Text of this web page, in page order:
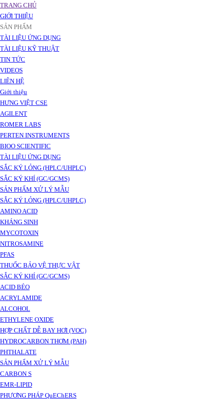
TRANG CHỦ
GIỚI THIỆU
SẢN PHẨM
TÀI LIỆU ỨNG DỤNG
TÀI LIỆU KỸ THUẬT
TIN TỨC
VIDEOS
LIÊN HỆ
Giới thiệu
HƯNG VIỆT CSE
AGILENT
ROMER LABS
PERTEN INSTRUMENTS
BIOO SCIENTIFIC
TÀI LIỆU ỨNG DỤNG
SẮC KÝ LỎNG (HPLC/UHPLC)
SẮC KÝ KHÍ (GC/GCMS)
SẢN PHẨM XỬ LÝ MẪU
SẮC KÝ LỎNG (HPLC/UHPLC)
AMINO ACID
KHÁNG SINH
MYCOTOXIN
NITROSAMINE
PFAS
THUỐC BẢO VỆ THỰC VẬT
SẮC KÝ KHÍ (GC/GCMS)
ACID BÉO
ACRYLAMIDE
ALCOHOL
ETHYLENE OXIDE
HỢP CHẤT DỄ BAY HƠI (VOC)
HYDROCARBON THƠM (PAH)
PHTHALATE
SẢN PHẨM XỬ LÝ MẪU
CARBON S
EMR-LIPID
PHƯƠNG PHÁP QuEChERS